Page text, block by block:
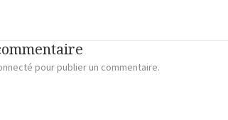
pour publier un commentaire.